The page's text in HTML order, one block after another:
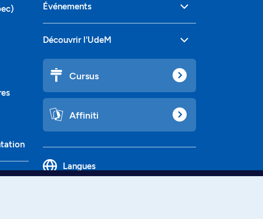
Événements
Découvrir l'UdeM
Cursus
Affiniti
Langues